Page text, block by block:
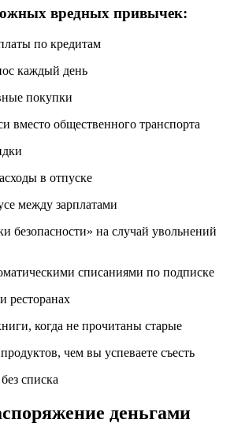
вредных привычек:
по кредитам
каждый день
покупки
вместо общественного транспорта
в отпуске
между зарплатами
на случай увольнений
списаниями по подписке
ресторанах
когда не прочитаны старые
чем вы успеваете съесть
списка
деньгами